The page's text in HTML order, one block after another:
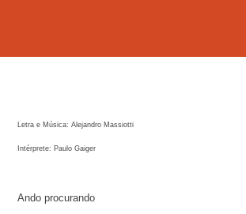
Letra e Música: Alejandro Massiotti
Intérprete: Paulo Gaiger
Ando procurando